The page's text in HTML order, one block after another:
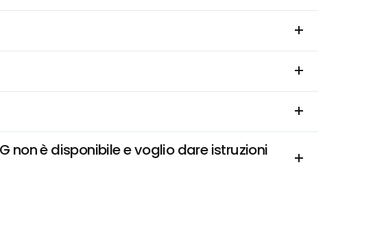
non è disponibile e voglio dare istruzioni